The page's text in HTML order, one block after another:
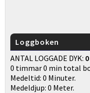
Loggboken
ANTAL LOGGADE DYK: 0
0 timmar 0 min total
Medeltid: 0 Minuter.
Medeldjup: 0 Meter.